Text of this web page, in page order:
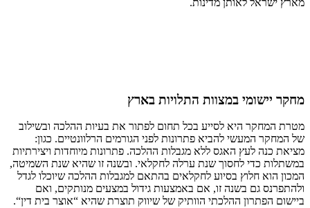
מארץ ישראל לאותן מדינות.
מחקר יישומי במצוות התלויות בארץ
מטרת המחקר היא לסייע בכל תחום לפתור את בעיות ההלכה ובשילוב
של המחקר המעשי להביא פתרונות לפני הגורמים הרלוונטיים. כגון:
מציאת כנה לעץ האגס ללא מגבלות ההלכה. פתרונות מיוחדות ויצירתיות
במשתלות כדי לחסוך שנת ערלה לחקלאי. ובשנה זו שהיא שנת השמיטה,
המכון הוא חלוץ בסיוע לחקלאים בהתאם למגבלות ההלכה שיוכלו לגדל
ולהתפרנס גם בשנה זו, אם באמצעות גידול במצעים מנותקים, ואם
ביישום הפתרון ההלכתי הוותיק של שיווק תוצרת שהיא “אוצר בית דין“.